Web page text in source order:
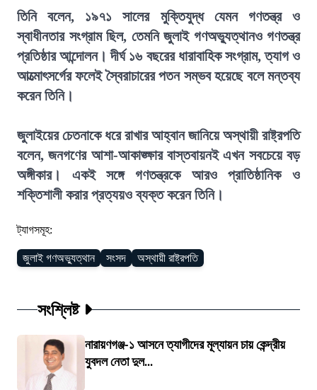
তিনি বলেন, ১৯৭১ সালের মুক্তিযুদ্ধ যেমন গণতন্ত্র ও
স্বাধীনতার সংগ্রাম ছিল, তেমনি জুলাই গণঅভ্যুত্থানও গণতন্ত্র
প্রতিষ্ঠার আন্দোলন। দীর্ঘ ১৬ বছরের ধারাবাহিক সংগ্রাম, ত্যাগ ও
আত্মোৎসর্গের ফলেই স্বৈরাচারের পতন সম্ভব হয়েছে বলে মন্তব্য
করেন তিনি।
জুলাইয়ের চেতনাকে ধরে রাখার আহ্বান জানিয়ে অস্থায়ী রাষ্ট্রপতি
বলেন, জনগণের আশা-আকাঙ্ক্ষার বাস্তবায়নই এখন সবচেয়ে বড়
অঙ্গীকার। একই সঙ্গে গণতন্ত্রকে আরও প্রাতিষ্ঠানিক ও
শক্তিশালী করার প্রত্যয়ও ব্যক্ত করেন তিনি।
ট্যাগসমূহ:
জুলাই গণঅভ্যুত্থান সংসদ অস্থায়ী রাষ্ট্রপতি
সংশ্লিষ্ট
নারায়ণগঞ্জ-১ আসনে ত্যাগীদের মূল্যায়ন চায় কেন্দ্রীয়
যুবদল নেতা দুল...